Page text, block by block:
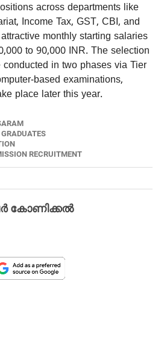
across departments like
Income Tax, GST, CBI, and
monthly starting salaries
to 90,000 INR. The selection
in two phases via Tier
based examinations,
place later this year.
RECRUITMENT